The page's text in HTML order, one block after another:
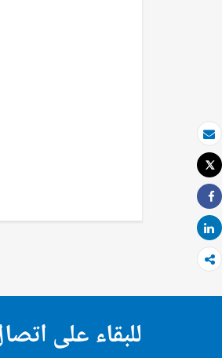
بريد الكتروني
طباعة
Tweet
Share
Share
للبقاء على